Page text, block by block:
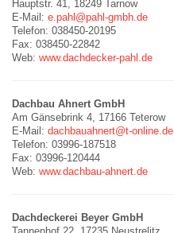
Hauptstr. 41, 18249 Tarnow
E-Mail: e.pahl@pahl-gmbh.de
Telefon: 038450-20195
Fax: 038450-22842
Web: www.dachdecker-pahl.de
Dachbau Ahnert GmbH
Am Gänsebrink 4, 17166 Teterow
E-Mail: dachbauahnert@t-online.de
Telefon: 03996-187518
Fax: 03996-120444
Web: www.dachbau-ahnert.de
Dachdeckerei Beyer GmbH